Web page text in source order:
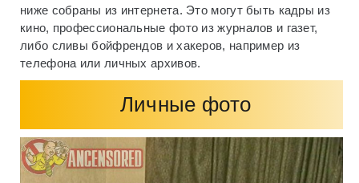
ниже собраны из интернета. Это могут быть кадры из
кино, профессиональные фото из журналов и газет,
либо сливы бойфрендов и хакеров, например из
телефона или личных архивов.
Личные фото